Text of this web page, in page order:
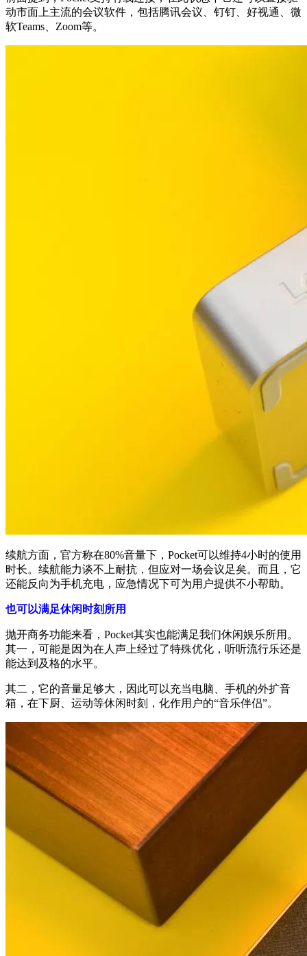
动市面上主流的会议软件，包括腾讯会议、钉钉、好视通、微
软Teams、Zoom等。
续航方面，官方称在80%音量下，Pocket可以维持4小时的使用
时长。续航能力谈不上耐抗，但应对一场会议足矣。而且，它
还能反向为手机充电，应急情况下可为用户提供不小帮助。
也可以满足休闲时刻所用
抛开商务功能来看，Pocket其实也能满足我们休闲娱乐所用。
其一，可能是因为在人声上经过了特殊优化，听听流行乐还是
能达到及格的水平。
其二，它的音量足够大，因此可以充当电脑、手机的外扩音
箱，在下厨、运动等休闲时刻，化作用户的“音乐伴侣”。